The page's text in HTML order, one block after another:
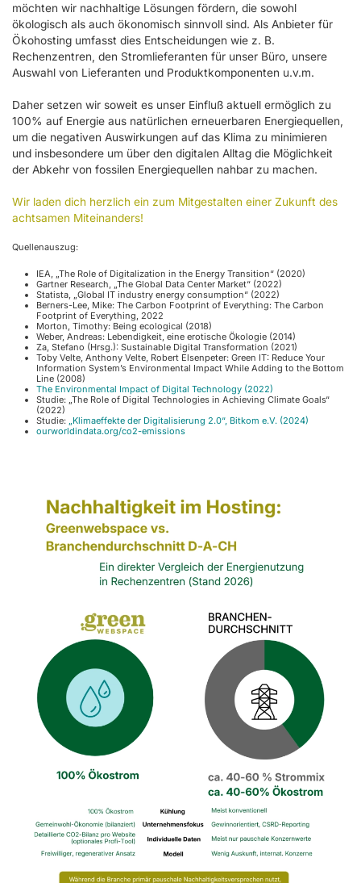
möchten wir nachhaltige Lösungen fördern, die sowohl
ökologisch als auch ökonomisch sinnvoll sind. Als Anbieter für
Ökohosting umfasst dies Entscheidungen wie z. B.
Rechenzentren, den Stromlieferanten für unser Büro, unsere
Auswahl von Lieferanten und Produktkomponenten u.v.m.
Daher setzen wir soweit es unser Einfluß aktuell ermöglich zu
100% auf Energie aus natürlichen erneuerbaren Energiequellen,
um die negativen Auswirkungen auf das Klima zu minimieren
und insbesondere um über den digitalen Alltag die Möglichkeit
der Abkehr von fossilen Energiequellen nahbar zu machen.
Wir laden dich herzlich ein zum Mitgestalten einer Zukunft des
achtsamen Miteinanders!
Quellenauszug:
IEA, „The Role of Digitalization in the Energy Transition“ (2020)
Gartner Research, „The Global Data Center Market“ (2022)
Statista, „Global IT industry energy consumption“ (2022)
Berners-Lee, Mike: The Carbon Footprint of Everything: The Carbon
Footprint of Everything, 2022
Morton, Timothy: Being ecological (2018)
Weber, Andreas: Lebendigkeit, eine erotische Ökologie (2014)
Za, Stefano (Hrsg.): Sustainable Digital Transformation (2021)
Toby Velte, Anthony Velte, Robert Elsenpeter: Green IT: Reduce Your
Information System’s Environmental Impact While Adding to the Bottom
Line (2008)
The Environmental Impact of Digital Technology (2022)
Studie: „The Role of Digital Technologies in Achieving Climate Goals“
(2022)
Studie: „Klimaeffekte der Digitalisierung 2.0“, Bitkom e.V. (2024)
ourworldindata.org/co2-emissions